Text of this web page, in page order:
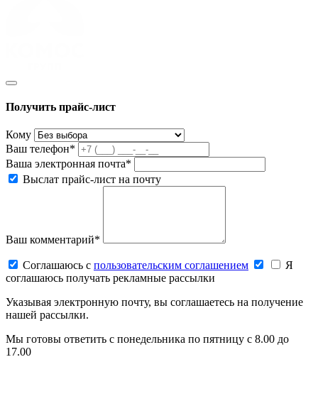
Получить прайс-лист
Кому
Ваш телефон*
Ваша электронная почта*
Выслат прайс-лист на почту
Ваш комментарий*
Соглашаюсь c пользовательским соглашением
Я
соглашаюсь получать рекламные рассылки
Указывая электронную почту, вы соглашаетесь на получение
нашей рассылки.
Мы готовы ответить с понедельника по пятницу с 8.00 до
17.00